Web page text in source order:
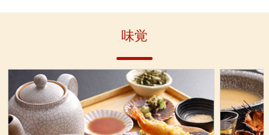
営業時間 見学自由
萩循環まぁーるバス（東回り）
「萩反射炉」バス停より徒歩2分
味覚